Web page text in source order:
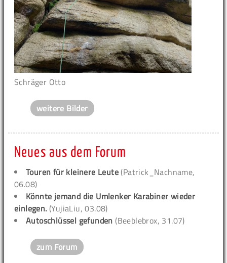
Schräger Otto
weitere Bilder
Neues aus dem Forum
Touren für kleinere Leute (Patrick_Nachname,
06.08)
Könnte jemand die Umlenker Karabiner wieder
einlegen. (YujiaLiu, 03.08)
Autoschlüssel gefunden (Beeblebrox, 31.07)
zum Forum